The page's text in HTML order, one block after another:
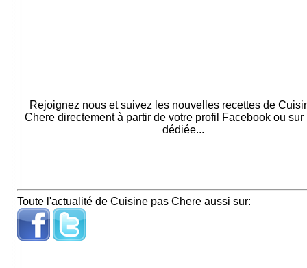
Rejoignez nous et suivez les nouvelles recettes de
Chere directement à partir de votre profil Facebook ou sur
dédiée...
Toute l'actualité de Cuisine pas Chere aussi sur: